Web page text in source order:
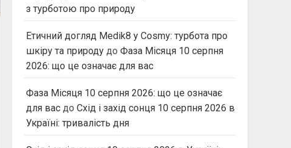
з турботою про природу
Етичний догляд Medik8 у Cosmy: турбота про
шкіру та природудо Фаза Місяця 10 серпня
2026: що це означає для вас
Фаза Місяця 10 серпня 2026: що це означає
для васдо Схід і захід сонця 10 серпня 2026 в
Україні: тривалість дня